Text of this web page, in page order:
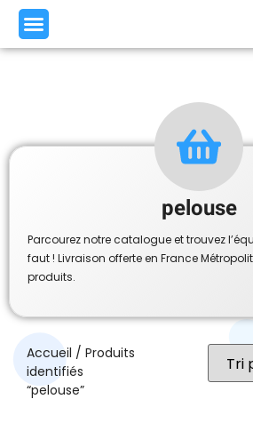
pelouse
Parcourez notre catalogue et trouvez
faut ! Livraison offerte en France
produits.
Accueil / Produits
identifiés
“pelouse”